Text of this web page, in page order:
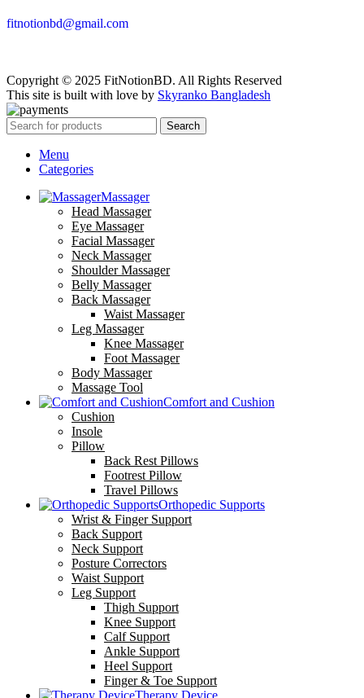
fitnotionbd@gmail.com
Copyright © 2025 FitNotionBD. All Rights Reserved
This site is built with love by Skyranko Bangladesh
Search
Menu
Categories
Massager
Head Massager
Eye Massager
Facial Massager
Neck Massager
Shoulder Massager
Belly Massager
Back Massager
Waist Massager
Leg Massager
Knee Massager
Foot Massager
Body Massager
Massage Tool
Comfort and Cushion
Cushion
Insole
Pillow
Back Rest Pillows
Footrest Pillow
Travel Pillows
Orthopedic Supports
Wrist & Finger Support
Back Support
Neck Support
Posture Correctors
Waist Support
Leg Support
Thigh Support
Knee Support
Calf Support
Ankle Support
Heel Support
Finger & Toe Support